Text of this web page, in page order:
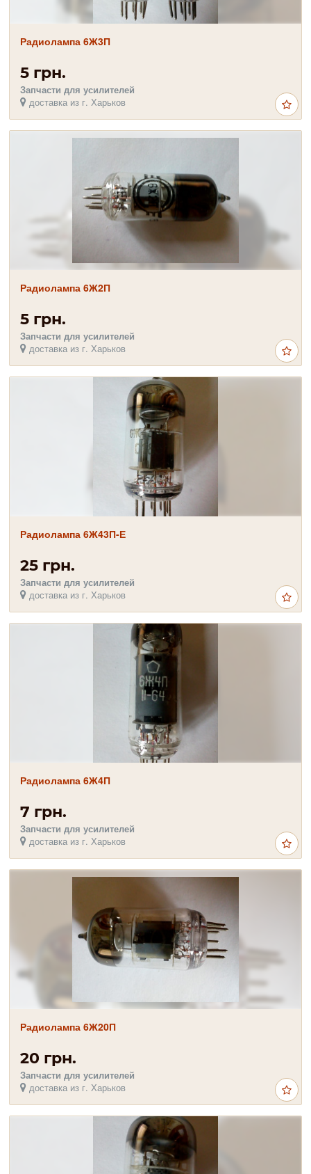
Радиолампа 6Ж3П
5 грн.
Запчасти для усилителей
доставка из г. Харьков
Радиолампа 6Ж2П
5 грн.
Запчасти для усилителей
доставка из г. Харьков
Радиолампа 6Ж43П-Е
25 грн.
Запчасти для усилителей
доставка из г. Харьков
Радиолампа 6Ж4П
7 грн.
Запчасти для усилителей
доставка из г. Харьков
Радиолампа 6Ж20П
20 грн.
Запчасти для усилителей
доставка из г. Харьков